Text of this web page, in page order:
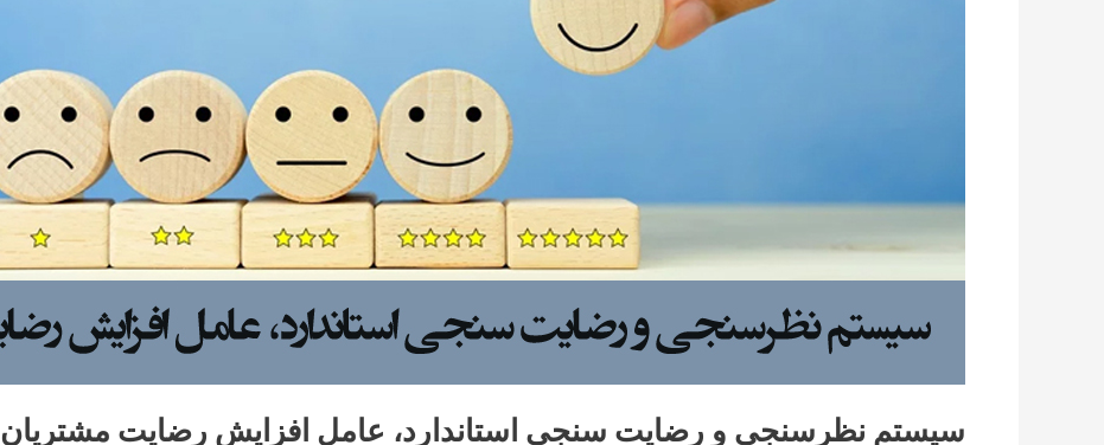
سیستم نظرسنجی و رضایت سنجی استاندارد، عامل افزایش رضایت مشتریان